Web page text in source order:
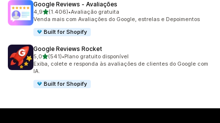
Google Reviews ‑ Avaliações
4,9de 5 estrelas
(1.406)
1406 avaliações ao todo
•Avaliação gratuita
Venda mais com Avaliações do Google, estrelas e Depoimentos
Built for Shopify
Google Reviews Rocket
5,0de 5 estrelas
(541)
541 avaliações ao todo
•Plano gratuito disponível
Exiba, colete e responda às avaliações de clientes do Google com
IA.
Built for Shopify